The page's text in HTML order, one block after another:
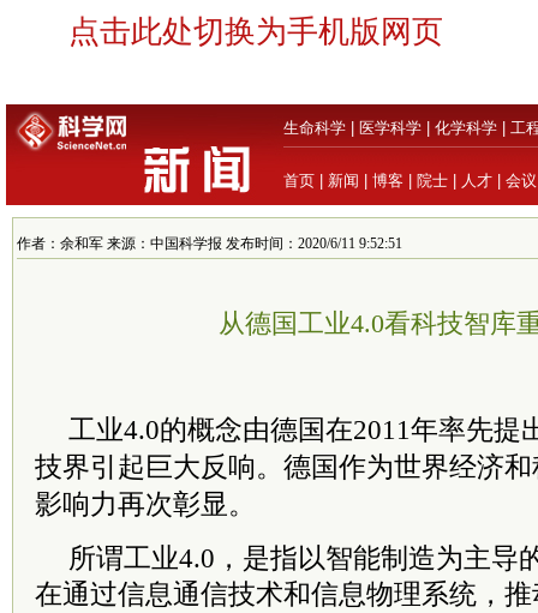
点击此处切换为手机版网页
生命科学 医学科学 化学科学 工
首页 新闻 博客 院士 人才 会议
作者：余和军 来源：中国科学报 发布时间：2020/6/11 9:52:51
从德国工业4.0看科技智库
工业4.0的概念由德国在2011年率先提
技界引起巨大反响。德国作为世界经济
影响力再次彰显。
所谓工业4.0，是指以智能制造为主导
在通过信息通信技术和信息物理系统，